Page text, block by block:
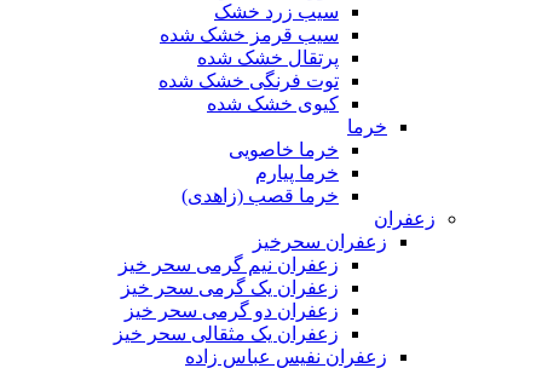
سیب زرد خشک
سیب قرمز خشک شده
پرتقال خشک شده
توت فرنگی خشک شده
کیوی خشک شده
خرما
خرما خاصویی
خرما پیارم
خرما قصب (زاهدی)
زعفران
زعفران سحرخیز
زعفران نیم گرمی سحر خیز
زعفران یک گرمی سحر خیز
زعفران دو گرمی سحر خیز
زعفران یک مثقالی سحر خیز
زعفران نفیس عباس زاده